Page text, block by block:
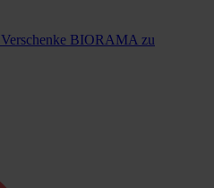
Verschenke BIORAMA zu